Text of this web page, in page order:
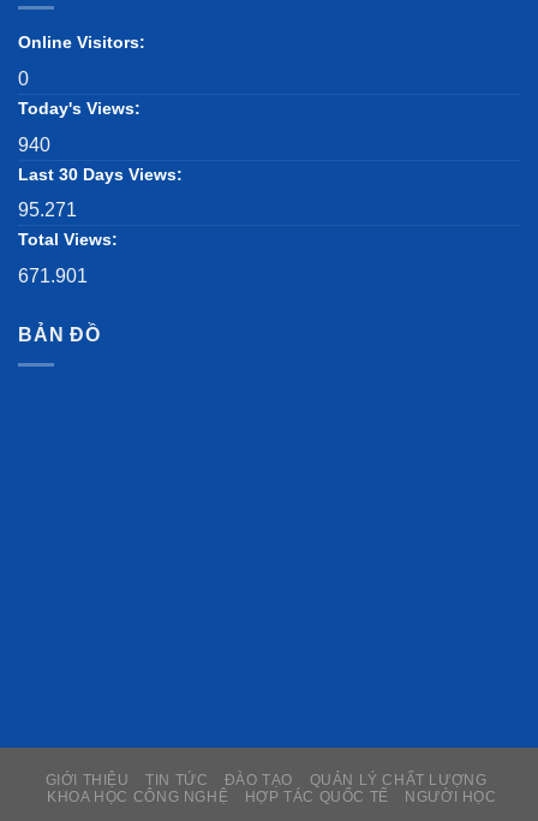
Online Visitors:
0
Today's Views:
940
Last 30 Days Views:
95.271
Total Views:
671.901
BẢN ĐỒ
GIỚI THIỆU TIN TỨC ĐÀO TẠO
QUẢN LÝ CHẤT LƯỢNG
KHOA HỌC CÔNG NGHỆ
HỢP TÁC QUỐC TẾ NGƯỜI HỌC